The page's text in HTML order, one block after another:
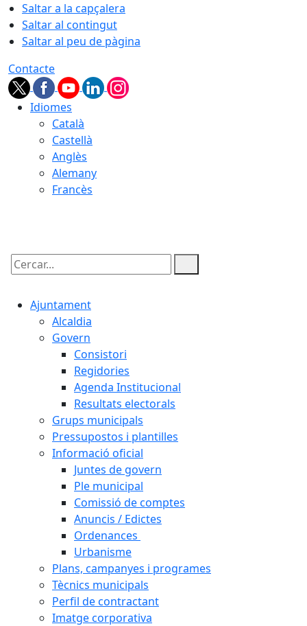
Saltar a la capçalera
Saltar al contingut
Saltar al peu de pàgina
Contacte
Idiomes
Català
Castellà
Anglès
Alemany
Francès
Cercar:
Ajuntament
Alcaldia
Govern
Consistori
Regidories
Agenda Institucional
Resultats electorals
Grups municipals
Pressupostos i plantilles
Informació oficial
Juntes de govern
Ple municipal
Comissió de comptes
Anuncis / Edictes
Ordenances
Urbanisme
Plans, campanyes i programes
Tècnics municipals
Perfil de contractant
Imatge corporativa